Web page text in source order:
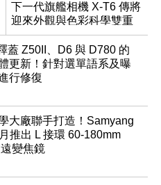
下一代旗艦相機 X-T6 傳將
迎來外觀與色彩科學雙重
優化
蓋 Z50II、D6 與 D780 的
更新！針對選單語系及曝
行修復
大廠聯手打造！Samyang
推出 L 接環 60-180mm
變焦鏡